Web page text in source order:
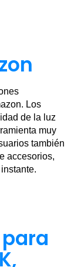
Los
de la luz
muy
también
accesorios,